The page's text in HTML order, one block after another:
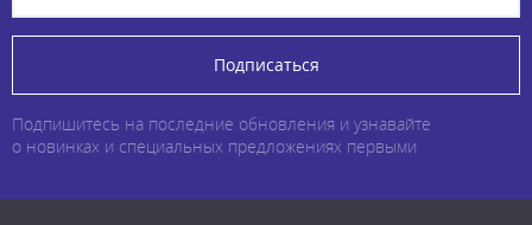
Подписаться
Подпишитесь на последние обновления и узнавайте
о новинках и специальных предложениях первыми